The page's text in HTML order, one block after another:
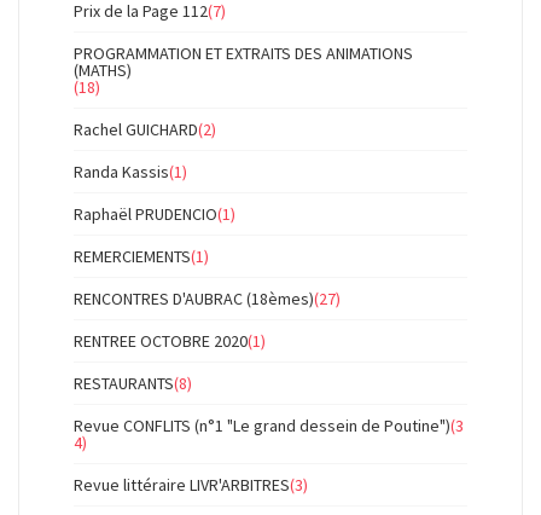
Prix de la Page 112(7)
PROGRAMMATION ET EXTRAITS DES ANIMATIONS
(MATHS)
(18)
Rachel GUICHARD(2)
Randa Kassis(1)
Raphaël PRUDENCIO(1)
REMERCIEMENTS(1)
RENCONTRES D'AUBRAC (18èmes)(27)
RENTREE OCTOBRE 2020(1)
RESTAURANTS(8)
Revue CONFLITS (n°1 "Le grand dessein de Poutine")(3
4)
Revue littéraire LIVR'ARBITRES(3)